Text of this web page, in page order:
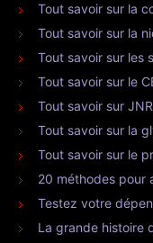
Tout savoir sur la
Tout savoir sur la
Tout savoir sur les
Tout savoir sur le
Tout savoir sur JNR
Tout savoir sur la
Tout savoir sur le
20 méthodes pour
Testez votre
La grande histoire